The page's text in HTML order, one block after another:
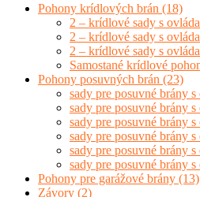
Pohony krídlových brán (18)
2 – krídlové sady s
2 – krídlové sady s
2 – krídlové sady s
Samostané krídlové
Pohony posuvných brán (23)
sady pre posuvné brány s
sady pre posuvné brány
sady pre posuvné brány
sady pre posuvné brány
sady pre posuvné brány
sady pre posuvné brány
Pohony pre garážové brány (13)
Závory (2)